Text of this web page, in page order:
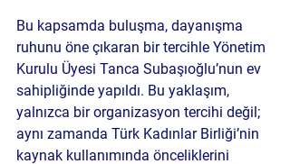
Bu kapsamda buluşma, dayanışma
ruhunu öne çıkaran bir tercihle Yönetim
Kurulu Üyesi Tanca Subaşıoğlu’nun ev
sahipliğinde yapıldı. Bu yaklaşım,
yalnızca bir organizasyon tercihi değil;
aynı zamanda Türk Kadınlar Birliği’nin
kaynak kullanımında önceliklerini